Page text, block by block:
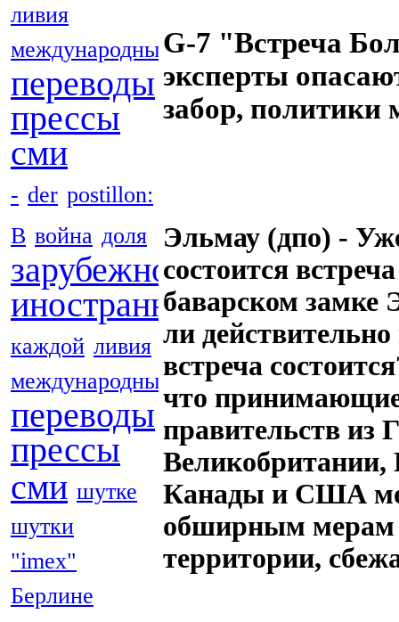
ливия
международные
переводы
прессы
сми
- der postillon:
В война доля
зарубежной
иностранных
каждой ливия
международные
переводы
прессы
сми шутке
шутки
"imex"
Берлине
G-7 "Встреча
эксперты
забор, политики
Эльмау (дпо) -
состоится
баварском замке
ли
встреча
что
правительств из
Канады и США
обширным мерам
территории,